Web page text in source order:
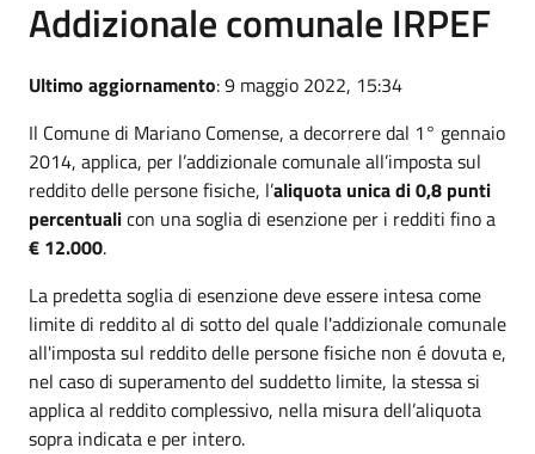
Addizionale comunale IRPEF
Ultimo aggiornamento: 9 maggio 2022, 15:34
Il Comune di Mariano Comense, a decorrere dal 1° gennaio
2014, applica, per l’addizionale comunale all’imposta sul
reddito delle persone fisiche, l’aliquota unica di 0,8 punti
percentualicon una soglia di esenzione per i redditi fino a
€ 12.000.
La predetta soglia di esenzione deve essere intesa come
limite di reddito al di sotto del quale l'addizionale comunale
all'imposta sul reddito delle persone fisiche non é dovuta e,
nel caso di superamento del suddetto limite, la stessa si
applica al reddito complessivo, nella misura dell’aliquota
sopra indicata e per intero.